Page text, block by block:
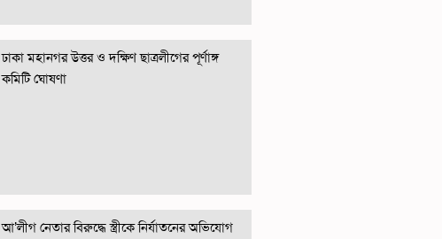
ঢাকা মহানগর উত্তর ও দক্ষিণ ছাত্রলীগের পূর্ণাঙ্গ
কমিটি ঘোষণা
আ’লীগ নেতার বিরুদ্ধে স্ত্রীকে নির্যাতনের অভিযোগ